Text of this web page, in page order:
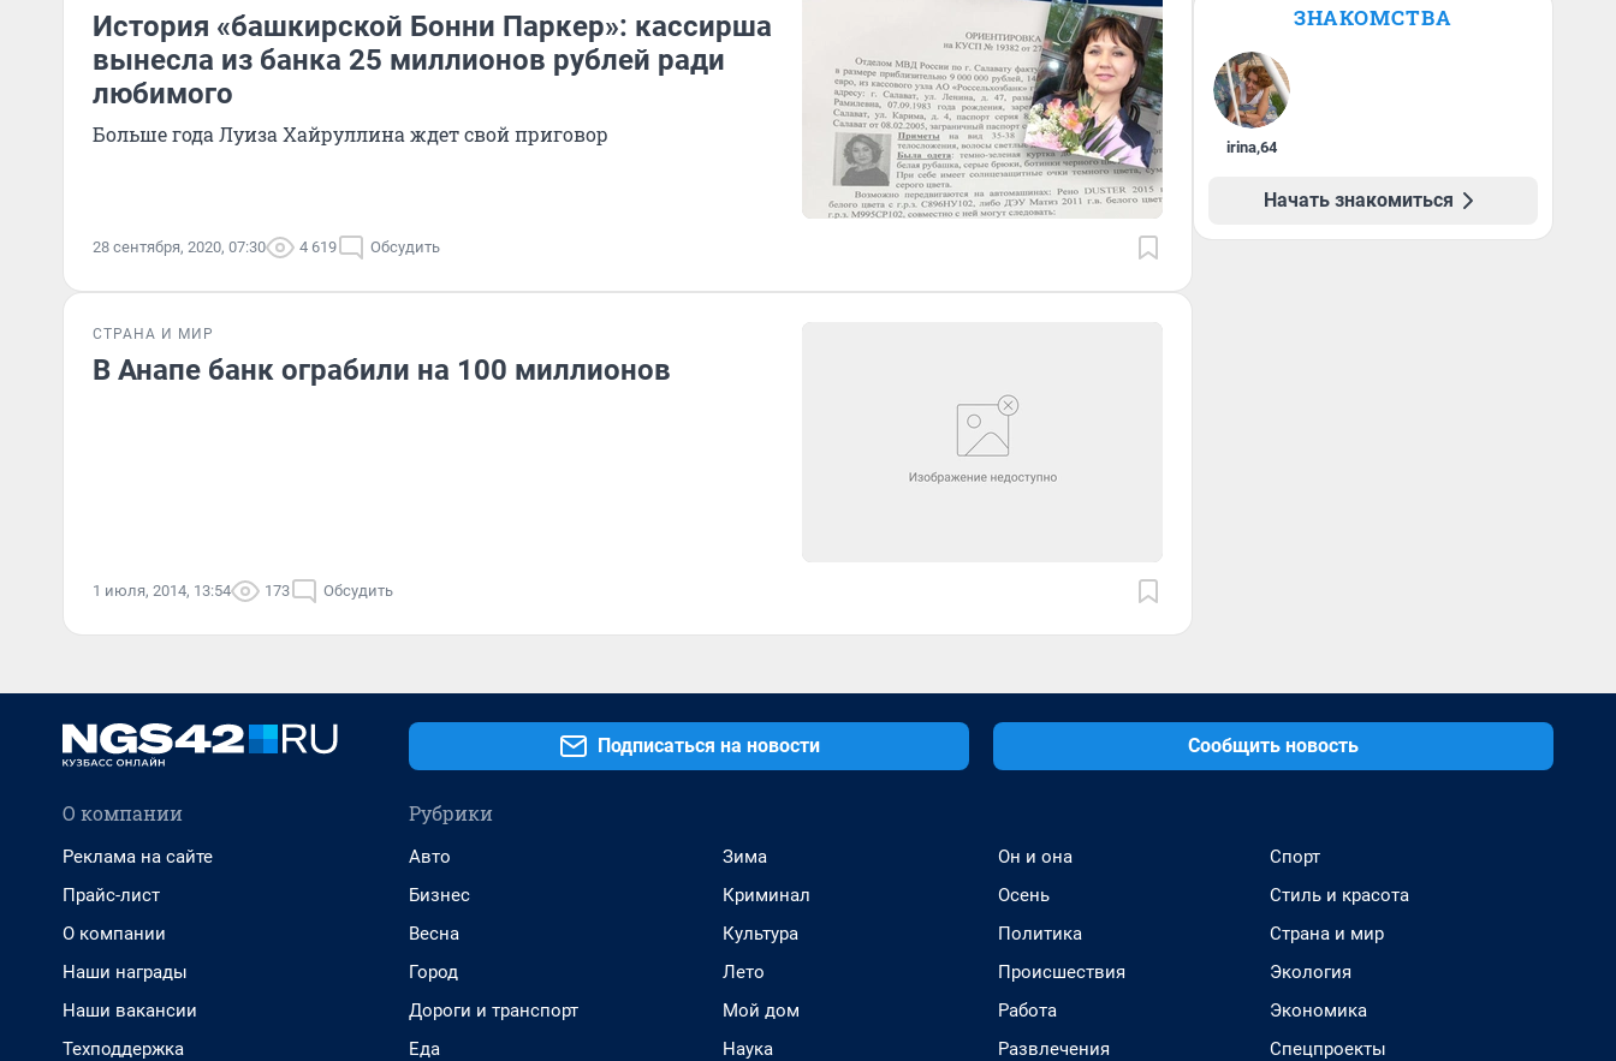
История «башкирской Бонни Паркер»: кассирша
вынесла из банка 25 миллионов рублей ради
любимого
Больше года Луиза Хайруллина ждет свой приговор
28 сентября, 2020, 07:30 4 619 Обсудить
СТРАНА И МИР
В Анапе банк ограбили на 100 миллионов
1 июля, 2014, 13:54 173 Обсудить
ЗНАКОМСТВА
irina,64
Начать знакомиться
Подписаться на новости Сообщить новость
О компании
Реклама на сайте
Прайс-лист
О компании
Наши награды
Наши вакансии
Техподдержка
Рубрики
Авто
Бизнес
Весна
Город
Дороги и транспорт
Еда
Зима
Криминал
Культура
Лето
Мой дом
Наука
Он и она
Осень
Политика
Происшествия
Работа
Развлечения
Спорт
Стиль и красота
Страна и мир
Экология
Экономика
Спецпроекты